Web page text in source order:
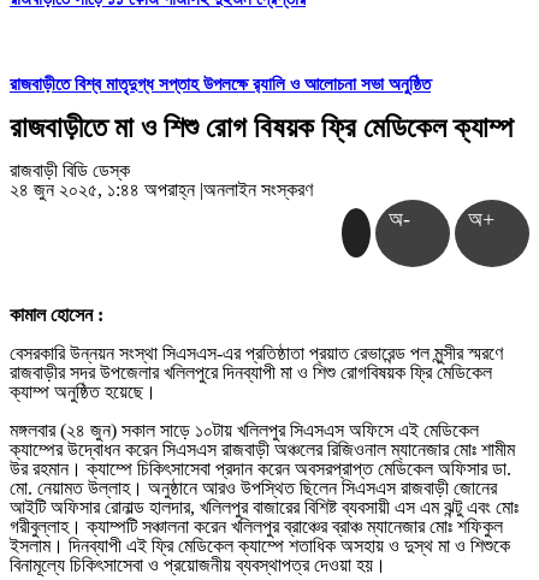
রাজবাড়ীতে বিশ্ব মাতৃদুগ্ধ সপ্তাহ উপলক্ষে র‌্যালি ও আলোচনা সভা অনুষ্ঠিত
রাজবাড়ীতে মা ও শিশু রোগ বিষয়ক ফ্রি মেডিকেল ক্যাম্প
রাজবাড়ী বিডি ডেস্ক
২৪ জুন ২০২৫, ১:৪৪ অপরাহ্ন |অনলাইন সংস্করণ
অ- অ+
কামাল হোসেন :
বেসরকারি উন্নয়ন সংস্থা সিএসএস-এর প্রতিষ্ঠাতা প্রয়াত রেভারেন্ড পল মুন্সীর স্মরণে
রাজবাড়ীর সদর উপজেলার খলিলপুরে দিনব্যাপী মা ও শিশু রোগবিষয়ক ফ্রি মেডিকেল
ক্যাম্প অনুষ্ঠিত হয়েছে।
মঙ্গলবার (২৪ জুন) সকাল সাড়ে ১০টায় খলিলপুর সিএসএস অফিসে এই মেডিকেল
ক্যাম্পের উদ্বোধন করেন সিএসএস রাজবাড়ী অঞ্চলের রিজিওনাল ম্যানেজার মোঃ শামীম
উর রহমান। ক্যাম্পে চিকিৎসাসেবা প্রদান করেন অবসরপ্রাপ্ত মেডিকেল অফিসার ডা.
মো. নেয়ামত উল্লাহ। অনুষ্ঠানে আরও উপস্থিত ছিলেন সিএসএস রাজবাড়ী জোনের
আইটি অফিসার রোনাল্ড হালদার, খলিলপুর বাজারের বিশিষ্ট ব্যবসায়ী এস এম ঝন্টু এবং মোঃ
গরীবুল্লাহ। ক্যাম্পটি সঞ্চালনা করেন খলিলপুর ব্রাঞ্চের ব্রাঞ্চ ম্যানেজার মোঃ শফিকুল
ইসলাম। দিনব্যাপী এই ফ্রি মেডিকেল ক্যাম্পে শতাধিক অসহায় ও দুস্থ মা ও শিশুকে
বিনামূল্যে চিকিৎসাসেবা ও প্রয়োজনীয় ব্যবস্থাপত্র দেওয়া হয়।